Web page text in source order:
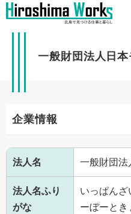
一般財団法人日
企業情報
法人名 一般財団法
法人名ふり
がな
いっぱんざ
ーぼーとき